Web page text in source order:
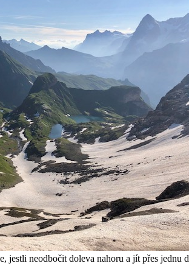
jestli neodbočit doleva nahoru a jít přes